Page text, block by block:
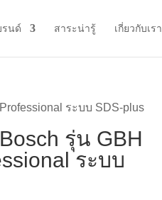
รนด์ สาระน่ารู้ เกี่ยวกับเรา
ระบบ SDS-plus
รุ่น GBH
ระบบ